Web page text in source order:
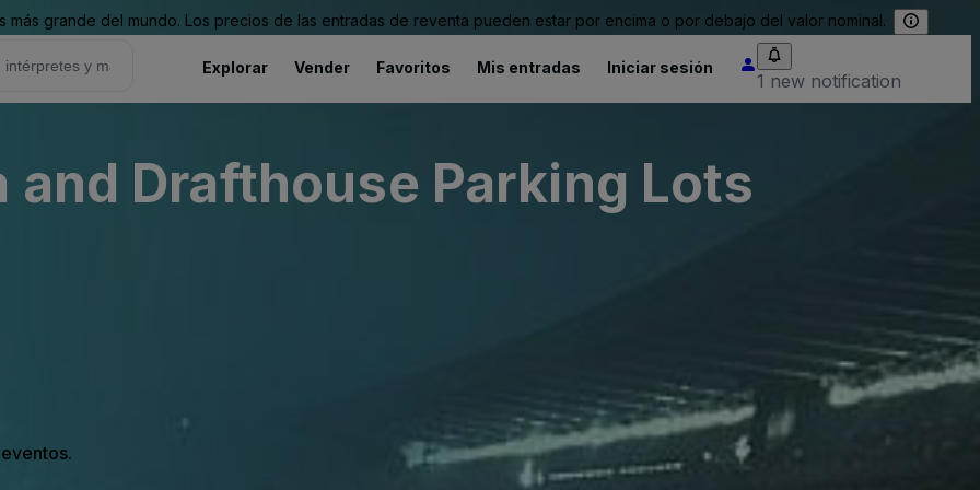
grande del mundo. Los precios de las entradas de reventa pueden estar por encima o por debajo del valor nominal.
Explorar Vender Favoritos Mis entradas Iniciar sesión
1 new notification
Drafthouse Parking Lots